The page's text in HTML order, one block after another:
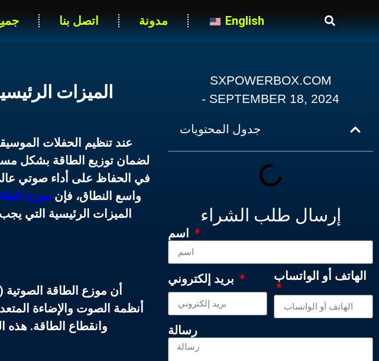
اتصل بنا مدونة English
عند تنظيم الحفلات
لضمان توزيع الطاقة بشكل
في الحفاظ على أداء صوتي
واسع النطاق، فإن موزع
الميزات الرئيسية التي
أن موزع الطاقة الصوتية
أنظمة الصوت والإضاءة
وانقطاع الطاقة.
SXPOWERBOX.COM
- SEPTEMBER 18, 2024
جدول المحتويات
إرسال طلب الشراء
الهاتف أو الواتساب
رسالة